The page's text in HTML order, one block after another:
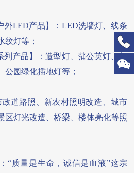
LED产品】：LED洗墙灯、线条
纹灯等；
产品】：造型灯、蒲公英灯、灯
公园绿化插地灯等；
路照、新农村照明改造、城市
区灯光改造、桥梁、楼体亮化等照
量是生命，诚信是血液”这宗